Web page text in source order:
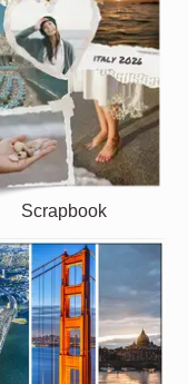
Scrapbook